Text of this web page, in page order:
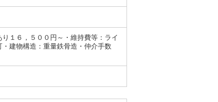
１６，５００円～・維持費等：ライ
建物構造：重量鉄骨造・仲介手数